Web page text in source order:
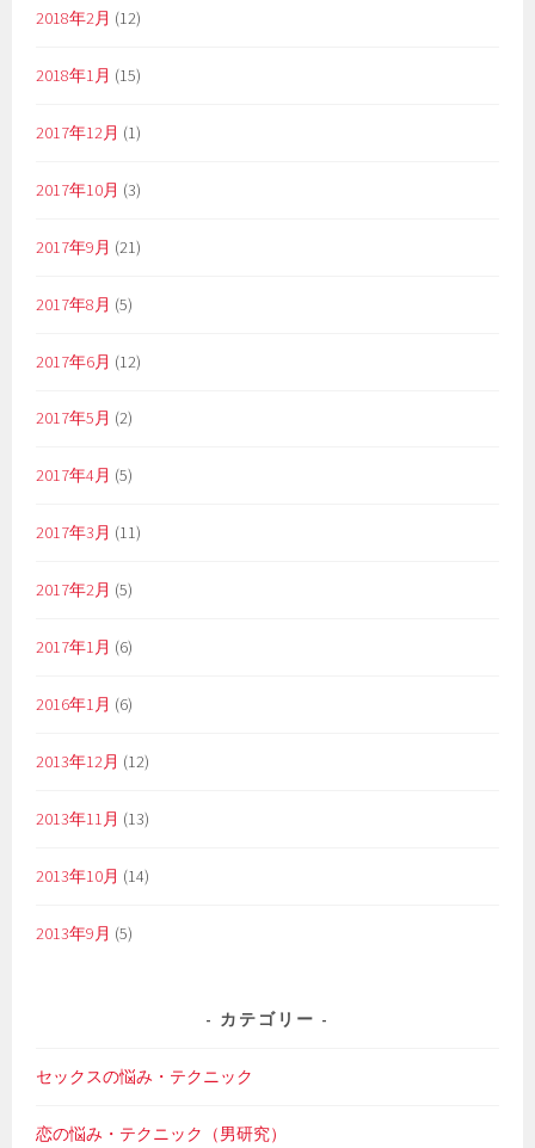
2018年2月 (12)
2018年1月 (15)
2017年12月 (1)
2017年10月 (3)
2017年9月 (21)
2017年8月 (5)
2017年6月 (12)
2017年5月 (2)
2017年4月 (5)
2017年3月 (11)
2017年2月 (5)
2017年1月 (6)
2016年1月 (6)
2013年12月 (12)
2013年11月 (13)
2013年10月 (14)
2013年9月 (5)
カテゴリー
セックスの悩み・テクニック
恋の悩み・テクニック（男研究）